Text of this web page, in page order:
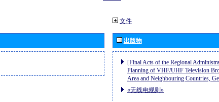
文件
出版物
[Final Acts of the Regional
Planning of VHF/UHF Television
Area and Neighbouring Countries,
«无线电规则»